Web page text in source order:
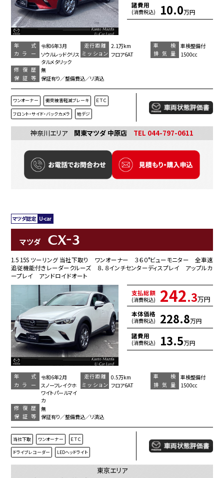
諸費用
(消費税込) 10.0万円
年 式 令和6年3月 走行距離 2.1万km 車 検
車検整備付
カラー
ソウルレッドクリス
タルメタリック
ミッション フロア6AT 排気量
1500cc
修復歴
無
保証等
保証有り／整備費込／リ済込
ワンオーナー 衝突被害軽減ブレーキ ＥＴＣ
フロント・サイド・バックカメラ 地デジ
神奈川エリア 関東マツダ 中原店 TEL 044-797-0611
マツダ CX-3
1.5 15S ツーリング 当社下取り ワンオーナー ３６０°ビューモニター 全車速
追従機能付きレーダークルーズ ８．８インチセンターディスプレイ アップルカ
ープレイ アンドロイドオート
支払総額
(消費税込) 242.3万円
本体価格
(消費税込) 228.8万円
諸費用
(消費税込) 13.5万円
年 式 令和6年2月 走行距離 0.5万km 車 検
車検整備付
カラー
スノーフレイクホ
ワイトパールマイ
カ
ミッション フロア6AT 排気量 1500cc
修復歴
無
保証等
保証有り／整備費込／リ済込
当社下取 ワンオーナー ＥＴＣ
ドライブレコーダー LEDヘッドライト
東京エリア